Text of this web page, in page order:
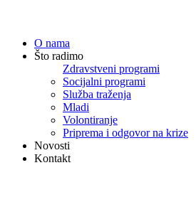
O nama
Što radimo
Zdravstveni programi
Socijalni programi
Služba traženja
Mladi
Volontiranje
Priprema i odgovor na krize
Novosti
Kontakt